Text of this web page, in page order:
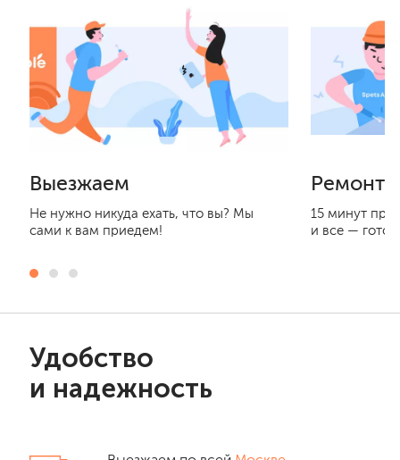
Выезжаем
Не нужно никуда ехать, что вы? Мы
сами к вам приедем!
15 минут
и все —
Удобство
и надежность